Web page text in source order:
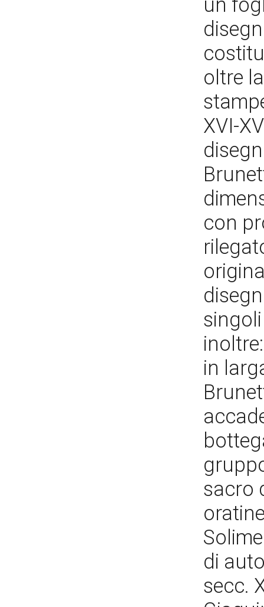
un
oltre
XVI-
con
in
sacro
di
secc.